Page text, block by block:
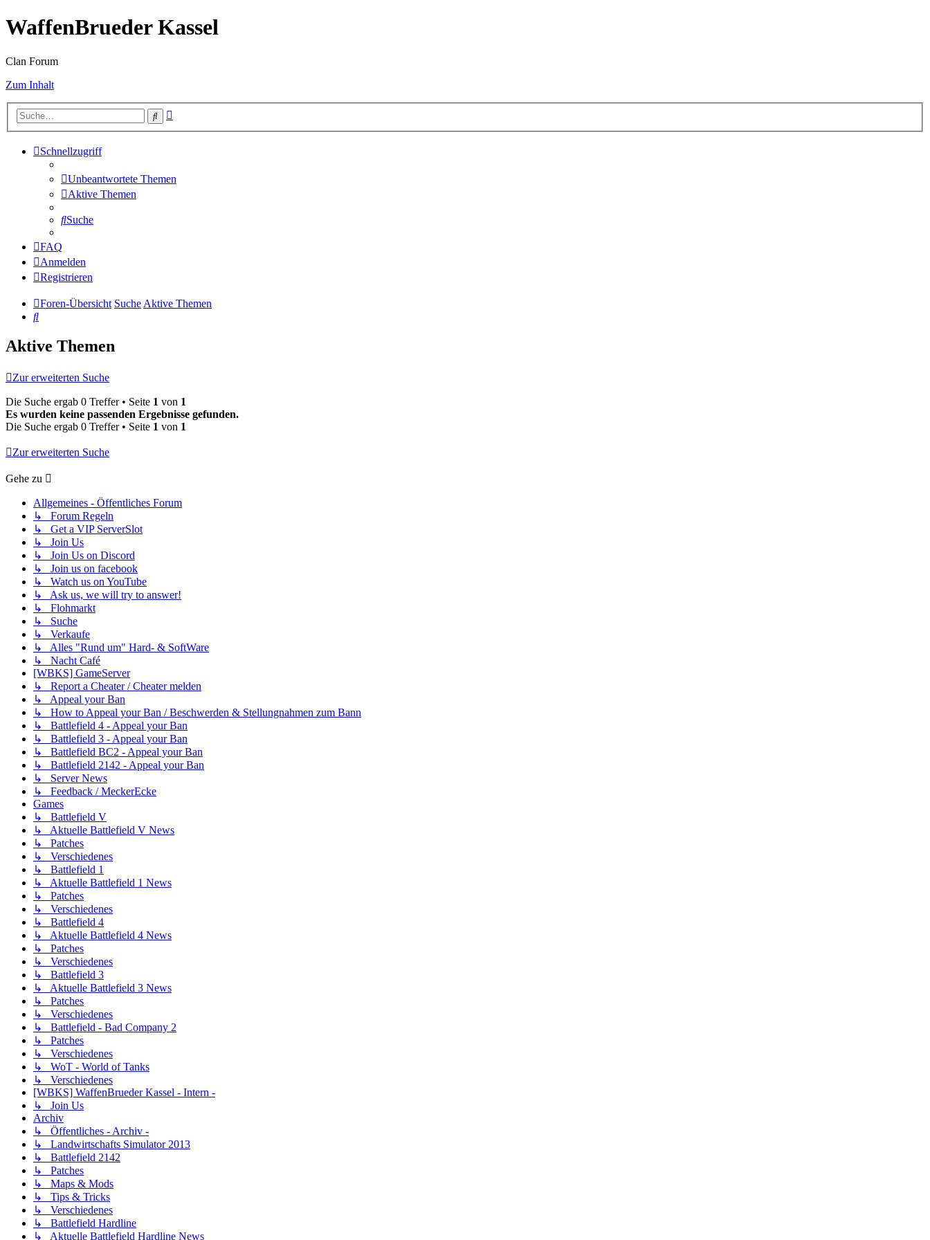
WaffenBrueder Kassel
Clan Forum
Zum Inhalt
Suche
Schnellzugriff
Unbeantwortete Themen
Aktive Themen
Suche
FAQ
Anmelden
Registrieren
Foren-Übersicht SucheAktive Themen
Suche
Aktive Themen
Zur erweiterten Suche
Die Suche ergab 0 Treffer • Seite 1 von 1
Es wurden keine passenden Ergebnisse gefunden.
Die Suche ergab 0 Treffer • Seite 1 von 1
Zur erweiterten Suche
Gehe zu
Allgemeines - Öffentliches Forum
↳ Forum Regeln
↳ Get a VIP ServerSlot
↳ Join Us
↳ Join Us on Discord
↳ Join us on facebook
↳ Watch us on YouTube
↳ Ask us, we will try to answer!
↳ Flohmarkt
↳ Suche
↳ Verkaufe
↳ Alles "Rund um" Hard- & SoftWare
↳ Nacht Café
[WBKS] GameServer
↳ Report a Cheater / Cheater melden
↳ Appeal your Ban
↳ How to Appeal your Ban / Beschwerden & Stellungnahmen zum Bann
↳ Battlefield 4 - Appeal your Ban
↳ Battlefield 3 - Appeal your Ban
↳ Battlefield BC2 - Appeal your Ban
↳ Battlefield 2142 - Appeal your Ban
↳ Server News
↳ Feedback / MeckerEcke
Games
↳ Battlefield V
↳ Aktuelle Battlefield V News
↳ Patches
↳ Verschiedenes
↳ Battlefield 1
↳ Aktuelle Battlefield 1 News
↳ Patches
↳ Verschiedenes
↳ Battlefield 4
↳ Aktuelle Battlefield 4 News
↳ Patches
↳ Verschiedenes
↳ Battlefield 3
↳ Aktuelle Battlefield 3 News
↳ Patches
↳ Verschiedenes
↳ Battlefield - Bad Company 2
↳ Patches
↳ Verschiedenes
↳ WoT - World of Tanks
↳ Verschiedenes
[WBKS] WaffenBrueder Kassel - Intern -
↳ Join Us
Archiv
↳ Öffentliches - Archiv -
↳ Landwirtschafts Simulator 2013
↳ Battlefield 2142
↳ Patches
↳ Maps & Mods
↳ Tips & Tricks
↳ Verschiedenes
↳ Battlefield Hardline
↳ Aktuelle Battlefield Hardline News